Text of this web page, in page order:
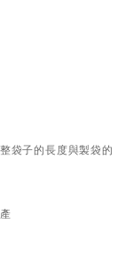
袋子的長度與製袋的